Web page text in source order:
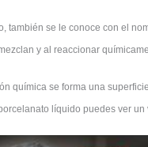
también se le conoce con el
y al reaccionar
química se forma una
líquido puedes ver un